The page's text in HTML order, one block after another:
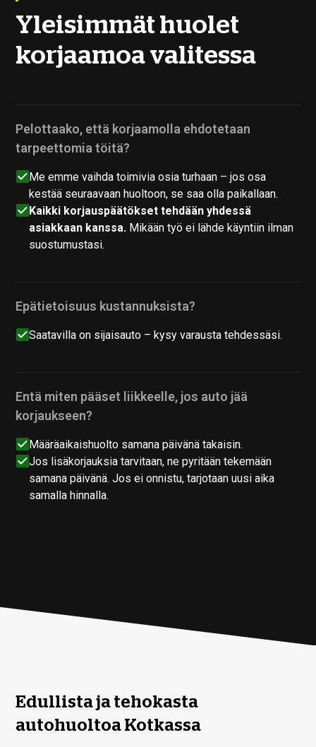
Yleisimmät huolet
korjaamoa valitessa
Pelottaako, että korjaamolla ehdotetaan
tarpeettomia töitä?
Me emme vaihda toimivia osia turhaan – jos osa
kestää seuraavaan huoltoon, se saa olla paikallaan.
Kaikki korjauspäätökset tehdään yhdessä
asiakkaan kanssa. Mikään työ ei lähde käyntiin ilman
suostumustasi.
Epätietoisuus kustannuksista?
Saatavilla on sijaisauto – kysy varausta tehdessäsi.
Entä miten pääset liikkeelle, jos auto jää
korjaukseen?
Määräaikaishuolto samana päivänä takaisin.
Jos lisäkorjauksia tarvitaan, ne pyritään tekemään
samana päivänä. Jos ei onnistu, tarjotaan uusi aika
samalla hinnalla.
Edullista ja tehokasta
autohuoltoa Kotkassa